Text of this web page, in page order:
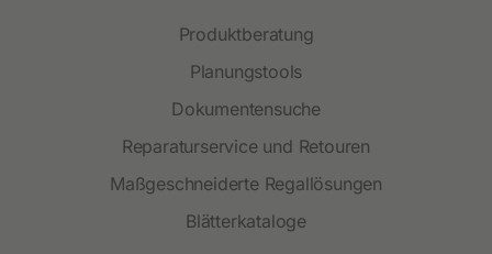
Produktberatung
Planungstools
Dokumentensuche
Reparaturservice und Retouren
Maßgeschneiderte Regallösungen
Blätterkataloge